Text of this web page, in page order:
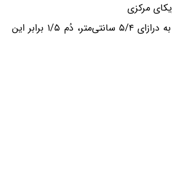
مرکزی
پوزه تا پایه‌ی دُم به درازای ۵/۴ سانتی‌متر، دُم ۱/۵ برابر این